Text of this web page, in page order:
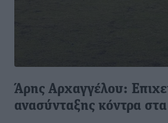
Άρης Αρχαγγέλου:
ανασύνταξης κόντρα